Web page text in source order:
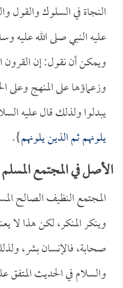
النجاة في السلوك والقول
عليه النبي صلى الله عليه
ويمكن أن نقول: إن القرون
وزعماؤها على المنهج وعلى
يبدلوا ولذلك قال عليه
يلونهم ثم الذين يلونهم}.
الأصل في المجتمع المسلم
المجتمع النظيف الصالح
وينكر المنكر، لكن هذا لا
صحابة، فالإنسان بشر،
والسلام في الحديث المتفق